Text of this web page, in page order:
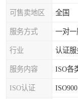
可售卖地区 全国
服务方式 一对
行业 认证服
服务内容 ISO各
ISO认证